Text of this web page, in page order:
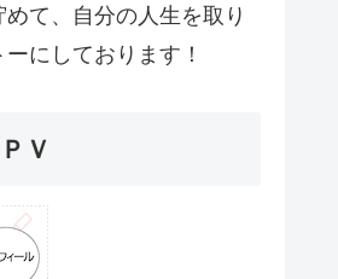
て、自分の人生を取り
にしております！
Ｖ